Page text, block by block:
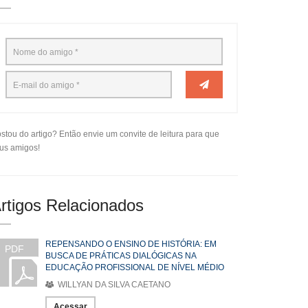
do artigo? Então envie um convite de leitura para que
amigos!
Relacionados
PDF
REPENSANDO O ENSINO DE HISTÓRIA: EM
BUSCA DE PRÁTICAS DIALÓGICAS NA
EDUCAÇÃO PROFISSIONAL DE NÍVEL MÉDIO
WILLYAN DA SILVA CAETANO